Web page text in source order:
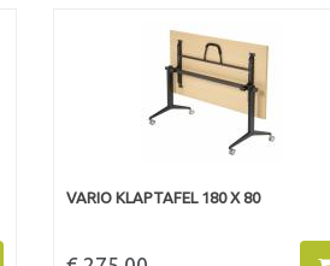
VARIO KLAPTAFEL 180 X 80